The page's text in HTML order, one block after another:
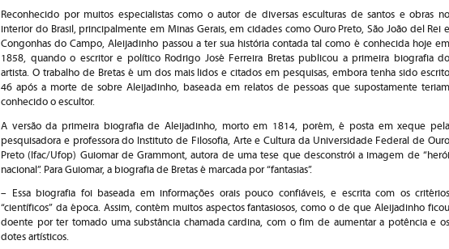
Reconhecido por muitos especialistas como o autor de diversas esculturas de santos e obras no
interior do Brasil, principalmente em Minas Gerais, em cidades como Ouro Preto, São João del Rei e
Congonhas do Campo, Aleijadinho passou a ter sua história contada tal como é conhecida hoje em
1858, quando o escritor e político Rodrigo José Ferreira Bretas publicou a primeira biografia do
artista. O trabalho de Bretas é um dos mais lidos e citados em pesquisas, embora tenha sido escrito
46 após a morte de sobre Aleijadinho, baseada em relatos de pessoas que supostamente teriam
conhecido o escultor.
A versão da primeira biografia de Aleijadinho, morto em 1814, porém, é posta em xeque pela
pesquisadora e professora do Instituto de Filosofia, Arte e Cultura da Universidade Federal de Ouro
Preto (Ifac/Ufop) Guiomar de Grammont, autora de uma tese que desconstrói a imagem de “herói
nacional”. Para Guiomar, a biografia de Bretas é marcada por “fantasias”.
– Essa biografia foi baseada em informações orais pouco confiáveis, e escrita com os critérios
“científicos” da época. Assim, contém muitos aspectos fantasiosos, como o de que Aleijadinho ficou
doente por ter tomado uma substância chamada cardina, com o fim de aumentar a potência e os
dotes artísticos.